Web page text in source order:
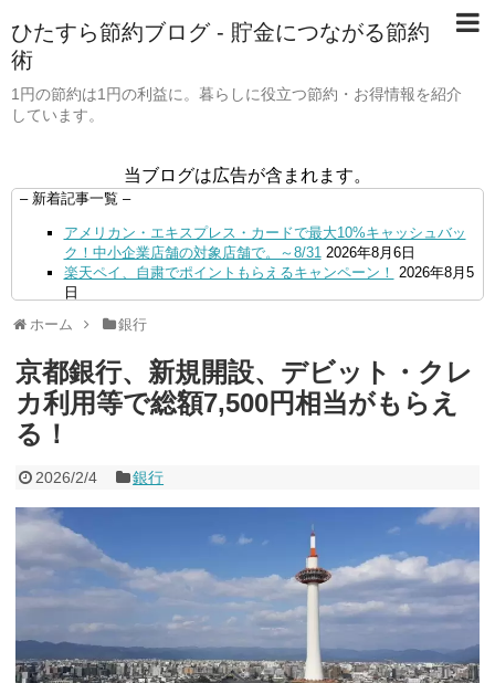
ひたすら節約ブログ - 貯金につながる節約
術
1円の節約は1円の利益に。暮らしに役立つ節約・お得情報を紹介
しています。
当ブログは広告が含まれます。
– 新着記事一覧 –
アメリカン・エキスプレス・カードで最大10%キャッシュバッ
ク！中小企業店舗の対象店舗で。～8/31 2026年8月6日
楽天ペイ、自粛でポイントもらえるキャンペーン！ 2026年8月5
日
元！
2026年8月5日
ードチャージすると5%還元に！
2026年8月4日
PayPayで500ptもらえる！対象地銀の口座追加などの条件達成
で。9/30まで 2026年8月4日
月4日
ャンペーン！8/31まで 2026年8月3日
ドコモの銀行で預金残高を10万円以上増加で最大10億dポイント
山分けキャンペーン！～10/31
2026年8月3日
デジタルギフト改悪でいろいろ手数料徴収へ！8/3～ 2026年8月
1日
PayPayポイント→Vポイント交換でストア限定の制限を消す方
2026年8月1日
Vポイントpay利用で最大10%還元！8/31まで 2026年8月1日
V NEOBANK改悪！還元率1.25%に、チャージ系対象外へ！11
ホーム 銀行
京都銀行、新規開設、デビット・クレ
カ利用等で総額7,500円相当がもらえ
る！
2026/2/4 銀行